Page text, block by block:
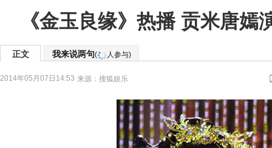
《金玉良缘》热播 贡米唐嫣
正文 我来说两句( 人参与)
2014年05月07日14:53 来源： 搜狐娱乐